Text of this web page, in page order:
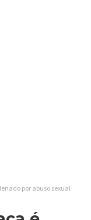
por abuso sexual